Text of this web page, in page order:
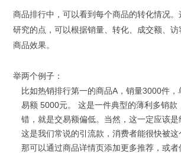
商品排行中，可以看到每个商品的转化情况
研究的点，可以根据销量、转化、成交额、
商品效果。
举两个例子：
比如热销排行第一的商品A，销量3000件
易额 5000元。 这是一件典型的薄利多销款
错，就是交易额偏低。当然，这一定应该是
这是我们常说的引流款，消费者能很快被这
那可以通过商品详情页添加更多推荐，或